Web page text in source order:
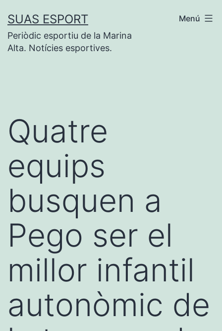
contingut
SUAS ESPORT
Periòdic esportiu de la Marina
Alta. Notícies esportives.
Menú
Quatre
equips
busquen a
Pego ser el
millor infantil
autonòmic de